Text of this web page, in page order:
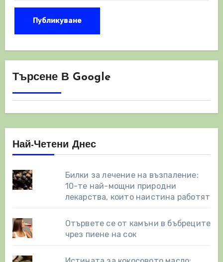
Търсене В Google
Най-Четени Днес
Билки за лечение на възпаление:
10-те най-мощни природни
лекарства, които наистина работят
Отървете се от камъни в бъбреците
чрез пиене на сок